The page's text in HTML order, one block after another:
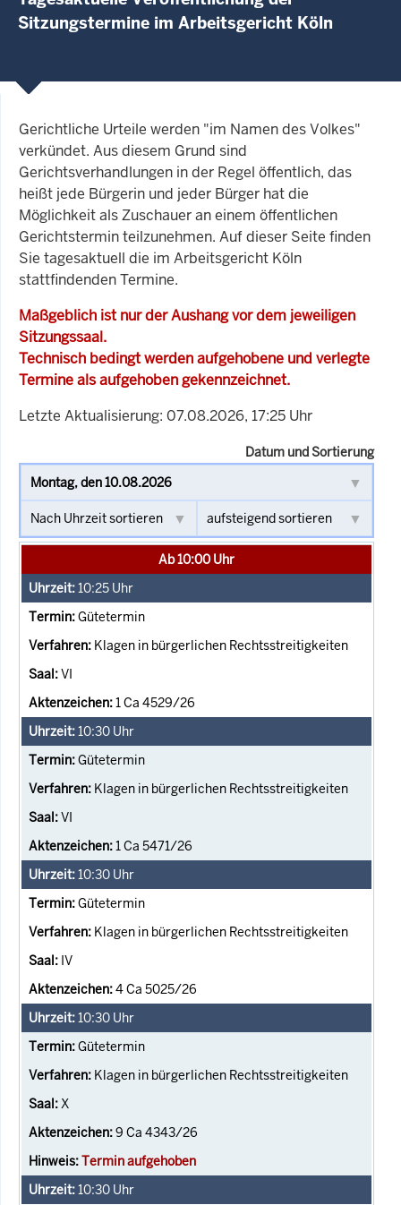
Sitzungstermine im Arbeitsgericht Köln
Gerichtliche Urteile werden "im Namen des Volkes"
verkündet. Aus diesem Grund sind
Gerichtsverhandlungen in der Regel öffentlich, das
heißt jede Bürgerin und jeder Bürger hat die
Möglichkeit als Zuschauer an einem öffentlichen
Gerichtstermin teilzunehmen. Auf dieser Seite finden
Sie tagesaktuell die im Arbeitsgericht Köln
stattfindenden Termine.
Maßgeblich ist nur der Aushang vor dem jeweiligen
Sitzungssaal.
Technisch bedingt werden aufgehobene und verlegte
Termine als aufgehoben gekennzeichnet.
Letzte Aktualisierung: 07.08.2026, 17:25 Uhr
Datum und Sortierung
Ab 10:00 Uhr
10:25 Uhr
Gütetermin
Klagen in bürgerlichen Rechtsstreitigkeiten
VI
1 Ca 4529/26
10:30 Uhr
Gütetermin
Klagen in bürgerlichen Rechtsstreitigkeiten
VI
1 Ca 5471/26
10:30 Uhr
Gütetermin
Klagen in bürgerlichen Rechtsstreitigkeiten
IV
4 Ca 5025/26
10:30 Uhr
Gütetermin
Klagen in bürgerlichen Rechtsstreitigkeiten
X
9 Ca 4343/26
Termin aufgehoben
10:30 Uhr